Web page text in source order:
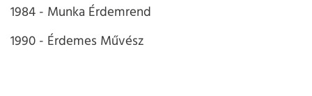
1984 - Munka Érdemrend
1990 - Érdemes Művész